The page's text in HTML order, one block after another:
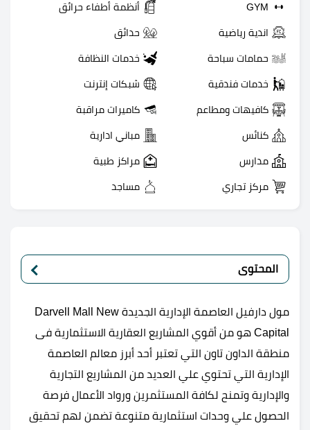
GYM أنظمة أطفاء حرائق
اندية رياضية حدائق
حمامات سباحة خدمات النظافة
خدمات فندقية شبكات إنترنت
كافيهات ومطاعم كاميرات مراقبة
كنائس مباني ادارية
مدارس مراكز طبية
مركز تجاري مساجد
المحتوى
مول دارفيل العاصمة الإدارية الجديدة Darvell Mall New
Capital هو من أقوي المشاريع العقارية الاستثمارية فى
منطقة الداون تاون التي تعتبر أحد أبرز معالم العاصمة
الإدارية التي تحتوي علي العديد من المشاريع التجارية
والإدارية وتمنح لكافة المستثمرين ورواد الأعمال فرصة
الحصول علي وحدات استثمارية متنوعة تضمن لهم تحقيق